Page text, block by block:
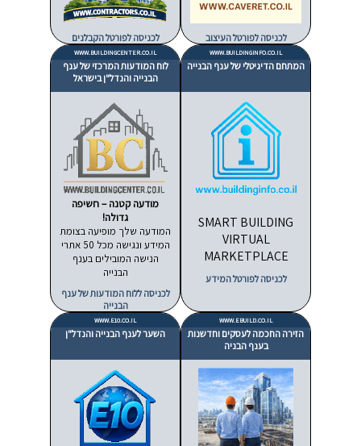
לכניסה לפורטל העיצוב לכניסה לפורטל הקבלנים
WWW.BUILDINGINFO.CO.IL
המתחם הדיגיטלי של ענף הבנייה
SMART BUILDING
VIRTUAL
MARKETPLACE
לכניסה לפורטל המידע
WWW.BUILDINGCENTER.CO.IL
לוח המודעות המרכזי של ענף
הבנייה והנדל"ן בישראל
מודעה קטנה – חשיפה
גדולה!
המודעה שלך מופיעה בצומת
המידע ונגישה מכל 50 אתרי
הנישה המובילים בענף
הבנייה
לכניסה ללוח המודעות של ענף
הבנייה
WWW.EBUILD.CO.IL
הזירה החכמה לעסקים וחדשנות
בענף הבניה
WWW.E10.CO.IL
השער לענף הבנייה והנדל"ן